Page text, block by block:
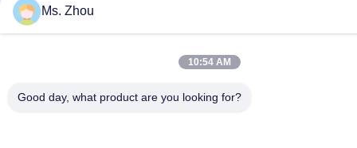
Ms. Zhou
10:54 AM
Good day, what product are you looking for?